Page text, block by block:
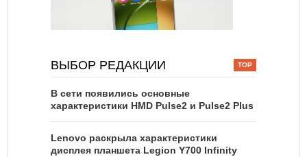
ВЫБОР РЕДАКЦИИ
В сети появились основные
характеристики HMD Pulse2 и Pulse2 Plus
Lenovo раскрыла характеристики
дисплея планшета Legion Y700 Infinity